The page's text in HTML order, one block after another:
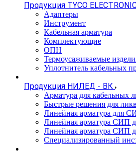
Продукция TYCO
Адаптеры
Инструмент
Кабельная арматура
Комплектующие
ОПН
Термоусаживаемые
Уплотнитель кабельных
Продукция НИЛЕД - ВК
Арматура для кабельных
Быстрые решения для
Линейная арматура для
Линейная арматура СИП
Линейная арматура СИП
Специализированный